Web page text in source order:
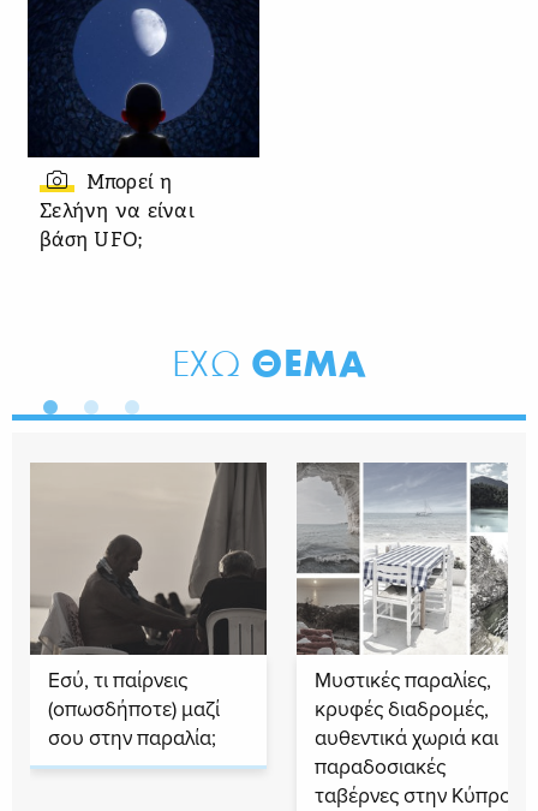
Μπορεί η
Σελήνη να είναι
βάση UFO;
ΕΧΩ ΘΕΜΑ
Εσύ, τι παίρνεις
(οπωσδήποτε) μαζί
σου στην παραλία;
Μυστικές παραλίες,
κρυφές διαδρομές,
αυθεντικά χωριά και
παραδοσιακές
ταβέρνες στην Κύπρο